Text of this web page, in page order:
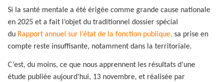
Si la santé mentale a été érigée comme grande cause nationale
en 2025 et a fait l’objet du traditionnel dossier spécial
du Rapport annuel sur l’état de la fonction publique, sa prise en
compte reste insuffisante, notamment dans la territoriale.
C’est, du moins, ce que nous apprennent les résultats d’une
étude publiée aujourd’hui, 13 novembre, et réalisée par